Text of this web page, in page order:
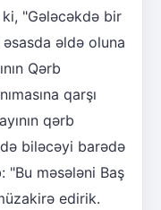
"Gələcəkdə bir
əldə oluna
Qərb
qarşı
qərb
biləcəyi barədə
"Bu məsələni Baş
edirik.